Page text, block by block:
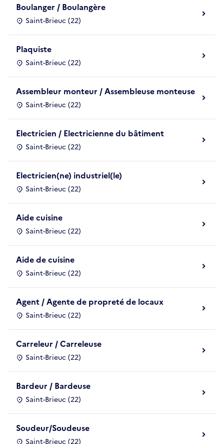
Boulanger / Boulangère
Saint-Brieuc (22)
Plaquiste
Saint-Brieuc (22)
Assembleur monteur / Assembleuse monteuse
Saint-Brieuc (22)
Electricien / Electricienne du bâtiment
Saint-Brieuc (22)
Electricien(ne) industriel(le)
Saint-Brieuc (22)
Aide cuisine
Saint-Brieuc (22)
Aide de cuisine
Saint-Brieuc (22)
Agent / Agente de propreté de locaux
Saint-Brieuc (22)
Carreleur / Carreleuse
Saint-Brieuc (22)
Bardeur / Bardeuse
Saint-Brieuc (22)
Soudeur/Soudeuse
Saint-Brieuc (22)